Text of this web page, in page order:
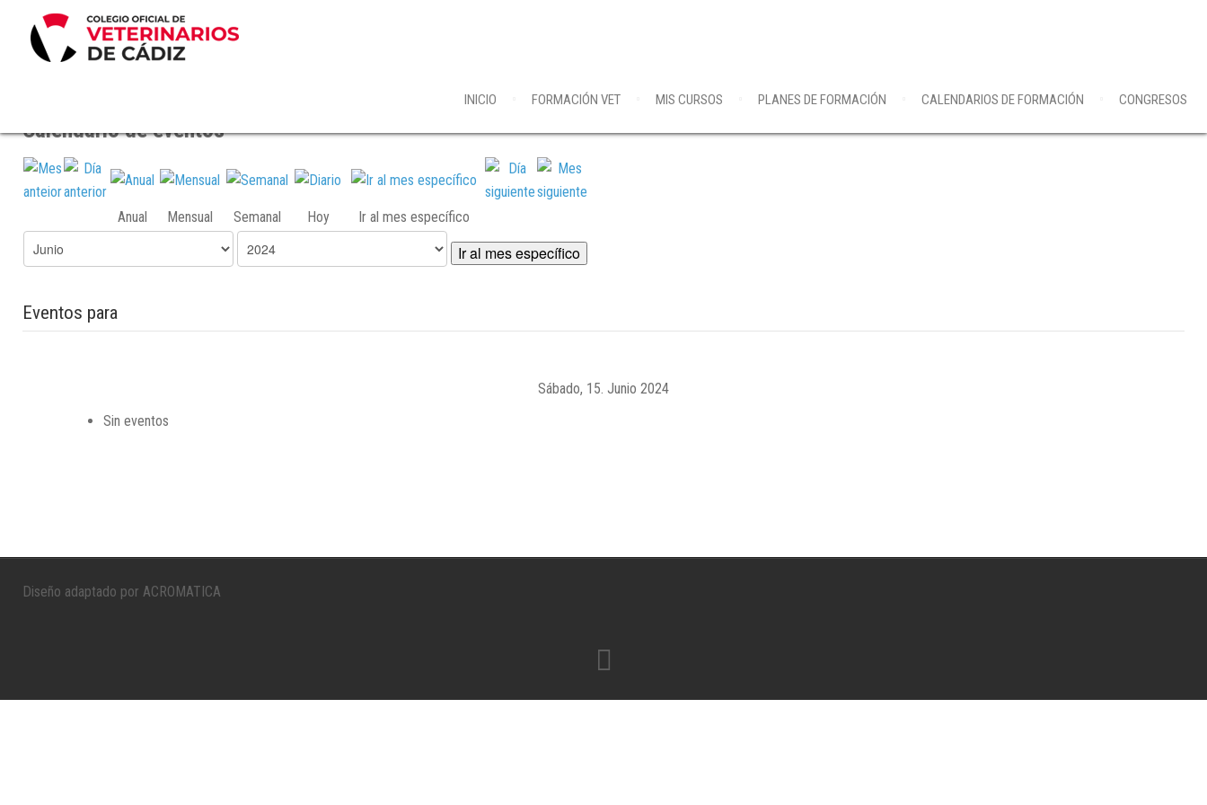
INICIO FORMACIÓN VET MIS CURSOS PLANES DE FORMACIÓN CALENDARIOS DE FORMACIÓN CONGRESOS
Calendario de eventos
Anual Mensual Semanal Hoy Ir al mes específico
Ir al mes específico
Eventos para
Sábado, 15. Junio 2024
Sin eventos
Diseño adaptado por ACROMATICA